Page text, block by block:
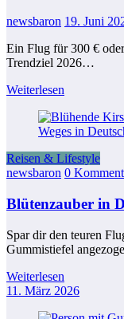
newsbaron 19. Juni
Ein Flug für 300 €
Trendziel 2026…
Weiterlesen
Reisen & Lifestyle
newsbaron 0
Blütenzauber in
Spar dir den teuren
Gummistiefel
Weiterlesen
11. März 2026